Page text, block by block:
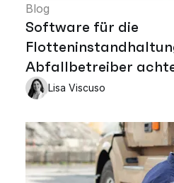
Blog
Software für die
Abfallbetreiber
Lisa Viscuso